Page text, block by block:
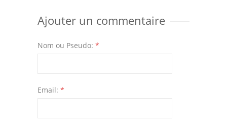
Ajouter un commentaire
Nom ou Pseudo: *
Email: *